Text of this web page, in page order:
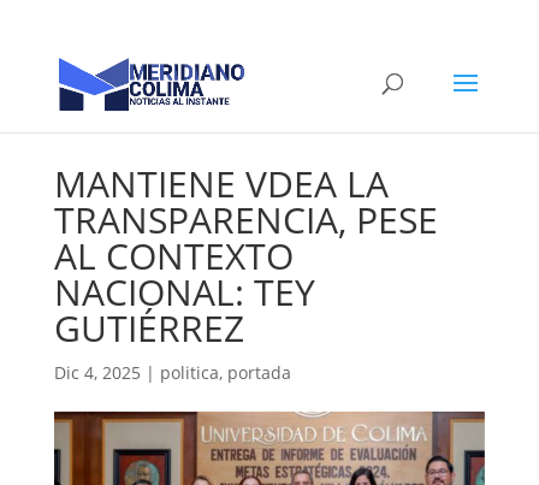
MANTIENE VDEA LA
TRANSPARENCIA, PESE
‎AL CONTEXTO
NACIONAL: TEY
GUTIÉRREZ
Dic 4, 2025 | politica, portada